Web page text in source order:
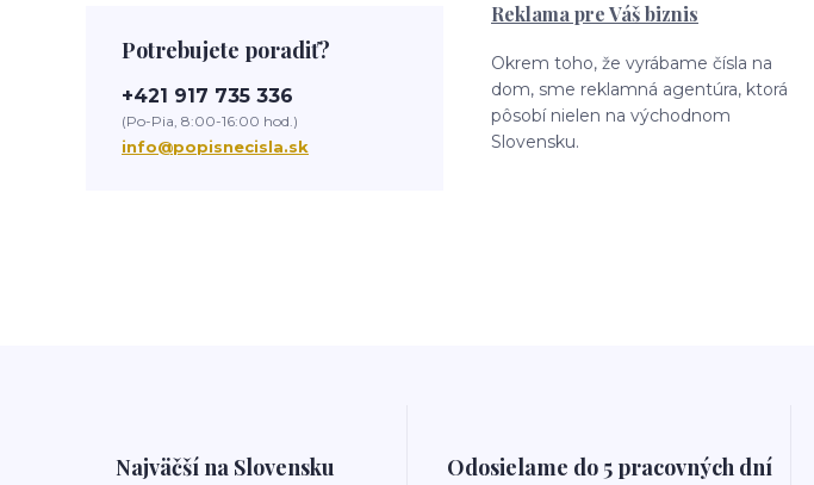
prevádzka
kozmetický salón
salón krásy
reštaurácia
podnik
čislo na dom
tabuľka na dom
obnov dom
Potrebujete poradiť?
+421 917 735 336
(Po-Pia, 8:00-16:00 hod.)
info@popisnecisla.sk
Reklama pre Váš biznis
Okrem toho, že vyrábame čísla na
dom, sme reklamná agentúra, ktorá
pôsobí nielen na východnom
Slovensku.
Najväčší na Slovensku Odosielame do 5 pracovných dní